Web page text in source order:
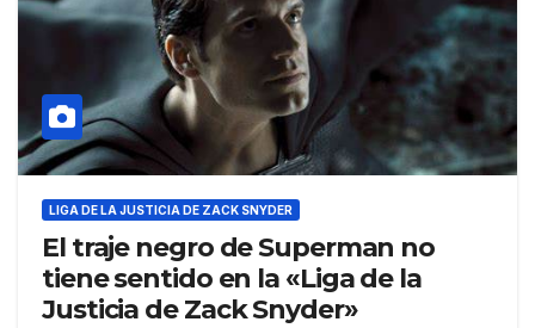
LIGA DE LA JUSTICIA DE ZACK SNYDER
El traje negro de Superman no
tiene sentido en la «Liga de la
Justicia de Zack Snyder»